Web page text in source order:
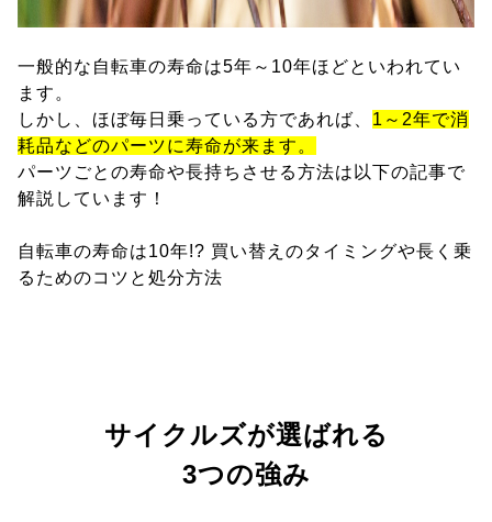
一般的な自転車の寿命は5年～10年ほどといわれてい
ます。
しかし、ほぼ毎日乗っている方であれば、 1～2年で消
耗品などのパーツに寿命が来ます。
パーツごとの寿命や長持ちさせる方法は以下の記事で
解説しています！
自転車の寿命は10年!? 買い替えのタイミングや長く乗
るためのコツと処分方法
サイクルズが選ばれる
3つの強み